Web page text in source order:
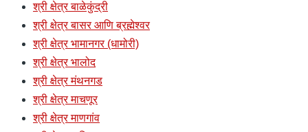
श्री क्षेत्र बाळेकुंद्री
श्री क्षेत्र बासर आणि ब्रह्मेश्वर
श्री क्षेत्र भामानगर (धामोरी)
श्री क्षेत्र भालोद
श्री क्षेत्र मंथनगड
श्री क्षेत्र माचणूर
श्री क्षेत्र माणगांव